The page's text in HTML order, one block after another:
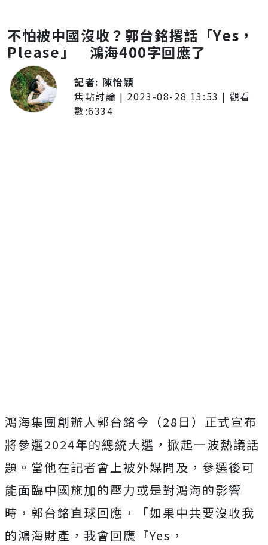
不怕被中國沒收？郭台銘撂話「Yes，
Please」 鴻海400字回應了
記者: 陳怡穎
焦點討論 | 2023-08-28 13:53 | 觀看
數:6334
鴻海集團創辦人郭台銘今（28日）正式宣布
將參選2024年的總統大選，掀起一波熱議話
題。當他在記者會上被外媒問及，參選後可
能面臨中國施加的壓力或是對鴻海的影響
時，郭台銘直球回應，「如果中共要沒收我
的鴻海財產，我會回應『Yes，